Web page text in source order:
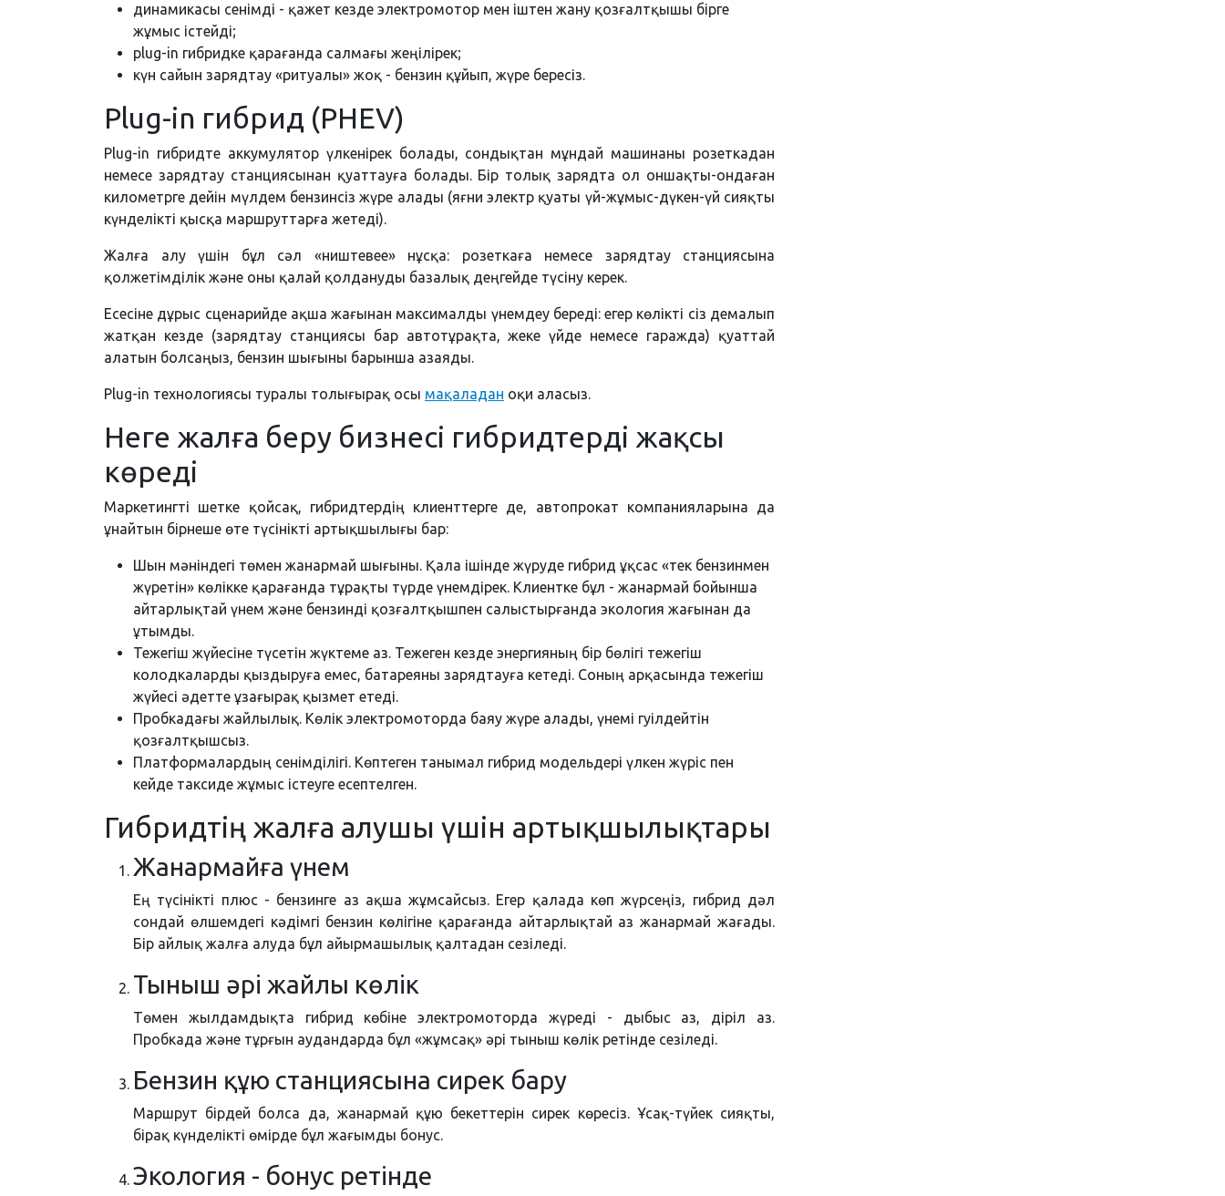
динамикасы сенімді - қажет кезде электромотор мен іштен жану қозғалтқышы бірге
жұмыс істейді;
plug-in гибридке қарағанда салмағы жеңілірек;
күн сайын зарядтау «ритуалы» жоқ - бензин құйып, жүре бересіз.
Plug-in гибрид (PHEV)
Plug-in гибридте аккумулятор үлкенірек болады, сондықтан мұндай машинаны розеткадан
немесе зарядтау станциясынан қуаттауға болады. Бір толық зарядта ол оншақты-ондаған
километрге дейін мүлдем бензинсіз жүре алады (яғни электр қуаты үй-жұмыс-дүкен-үй сияқты
күнделікті қысқа маршруттарға жетеді).
Жалға алу үшін бұл сәл «ништевее» нұсқа: розеткаға немесе зарядтау станциясына
қолжетімділік және оны қалай қолдануды базалық деңгейде түсіну керек.
Есесіне дұрыс сценарийде ақша жағынан максималды үнемдеу береді: егер көлікті сіз демалып
жатқан кезде (зарядтау станциясы бар автотұрақта, жеке үйде немесе гаражда) қуаттай
алатын болсаңыз, бензин шығыны барынша азаяды.
Plug-in технологиясы туралы толығырақ осы мақаладан оқи аласыз.
Неге жалға беру бизнесі гибридтерді жақсы
көреді
Маркетингті шетке қойсақ, гибридтердің клиенттерге де, автопрокат компанияларына да
ұнайтын бірнеше өте түсінікті артықшылығы бар:
Шын мәніндегі төмен жанармай шығыны. Қала ішінде жүруде гибрид ұқсас «тек бензинмен
жүретін» көлікке қарағанда тұрақты түрде үнемдірек. Клиентке бұл - жанармай бойынша
айтарлықтай үнем және бензинді қозғалтқышпен салыстырғанда экология жағынан да
ұтымды.
Тежегіш жүйесіне түсетін жүктеме аз. Тежеген кезде энергияның бір бөлігі тежегіш
колодкаларды қыздыруға емес, батареяны зарядтауға кетеді. Соның арқасында тежегіш
жүйесі әдетте ұзағырақ қызмет етеді.
Пробкадағы жайлылық. Көлік электромоторда баяу жүре алады, үнемі гуілдейтін
қозғалтқышсыз.
Платформалардың сенімділігі. Көптеген танымал гибрид модельдері үлкен жүріс пен
кейде таксиде жұмыс істеуге есептелген.
Гибридтің жалға алушы үшін артықшылықтары
Жанармайға үнем
Ең түсінікті плюс - бензинге аз ақша жұмсайсыз. Егер қалада көп жүрсеңіз, гибрид дәл
сондай өлшемдегі кәдімгі бензин көлігіне қарағанда айтарлықтай аз жанармай жағады.
Бір айлық жалға алуда бұл айырмашылық қалтадан сезіледі.
Тыныш әрі жайлы көлік
Төмен жылдамдықта гибрид көбіне электромоторда жүреді - дыбыс аз, діріл аз.
Пробкада және тұрғын аудандарда бұл «жұмсақ» әрі тыныш көлік ретінде сезіледі.
Бензин құю станциясына сирек бару
Маршрут бірдей болса да, жанармай құю бекеттерін сирек көресіз. Ұсақ-түйек сияқты,
бірақ күнделікті өмірде бұл жағымды бонус.
Экология - бонус ретінде